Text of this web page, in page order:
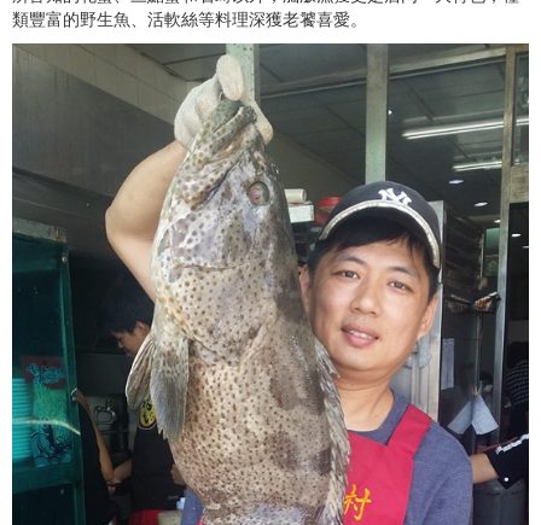
사
이
類豐富的野生魚、活軟絲等料理深獲老饕喜愛。